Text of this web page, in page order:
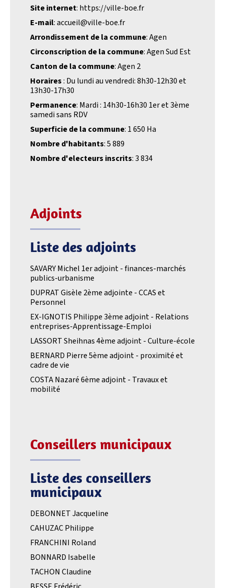
Site internet: https://ville-boe.fr
E-mail: accueil@ville-boe.fr
Arrondissement de la commune: Agen
Circonscription de la commune: Agen Sud Est
Canton de la commune: Agen 2
Horaires: Du lundi au vendredi: 8h30-12h30 et
13h30-17h30
Permanence: Mardi : 14h30-16h30 1er et 3ème
samedi sans RDV
Superficie de la commune: 1 650 Ha
Nombre d'habitants: 5 889
Nombre d'electeurs inscrits: 3 834
Adjoints
Liste des adjoints
SAVARY Michel 1er adjoint - finances-marchés
publics-urbanisme
DUPRAT Gisèle 2ème adjointe - CCAS et
Personnel
EX-IGNOTIS Philippe 3ème adjoint - Relations
entreprises-Apprentissage-Emploi
LASSORT Sheihnas 4ème adjoint - Culture-école
BERNARD Pierre 5ème adjoint - proximité et
cadre de vie
COSTA Nazaré 6ème adjoint - Travaux et
mobilité
Conseillers municipaux
Liste des conseillers
municipaux
DEBONNET Jacqueline
CAHUZAC Philippe
FRANCHINI Roland
BONNARD Isabelle
TACHON Claudine